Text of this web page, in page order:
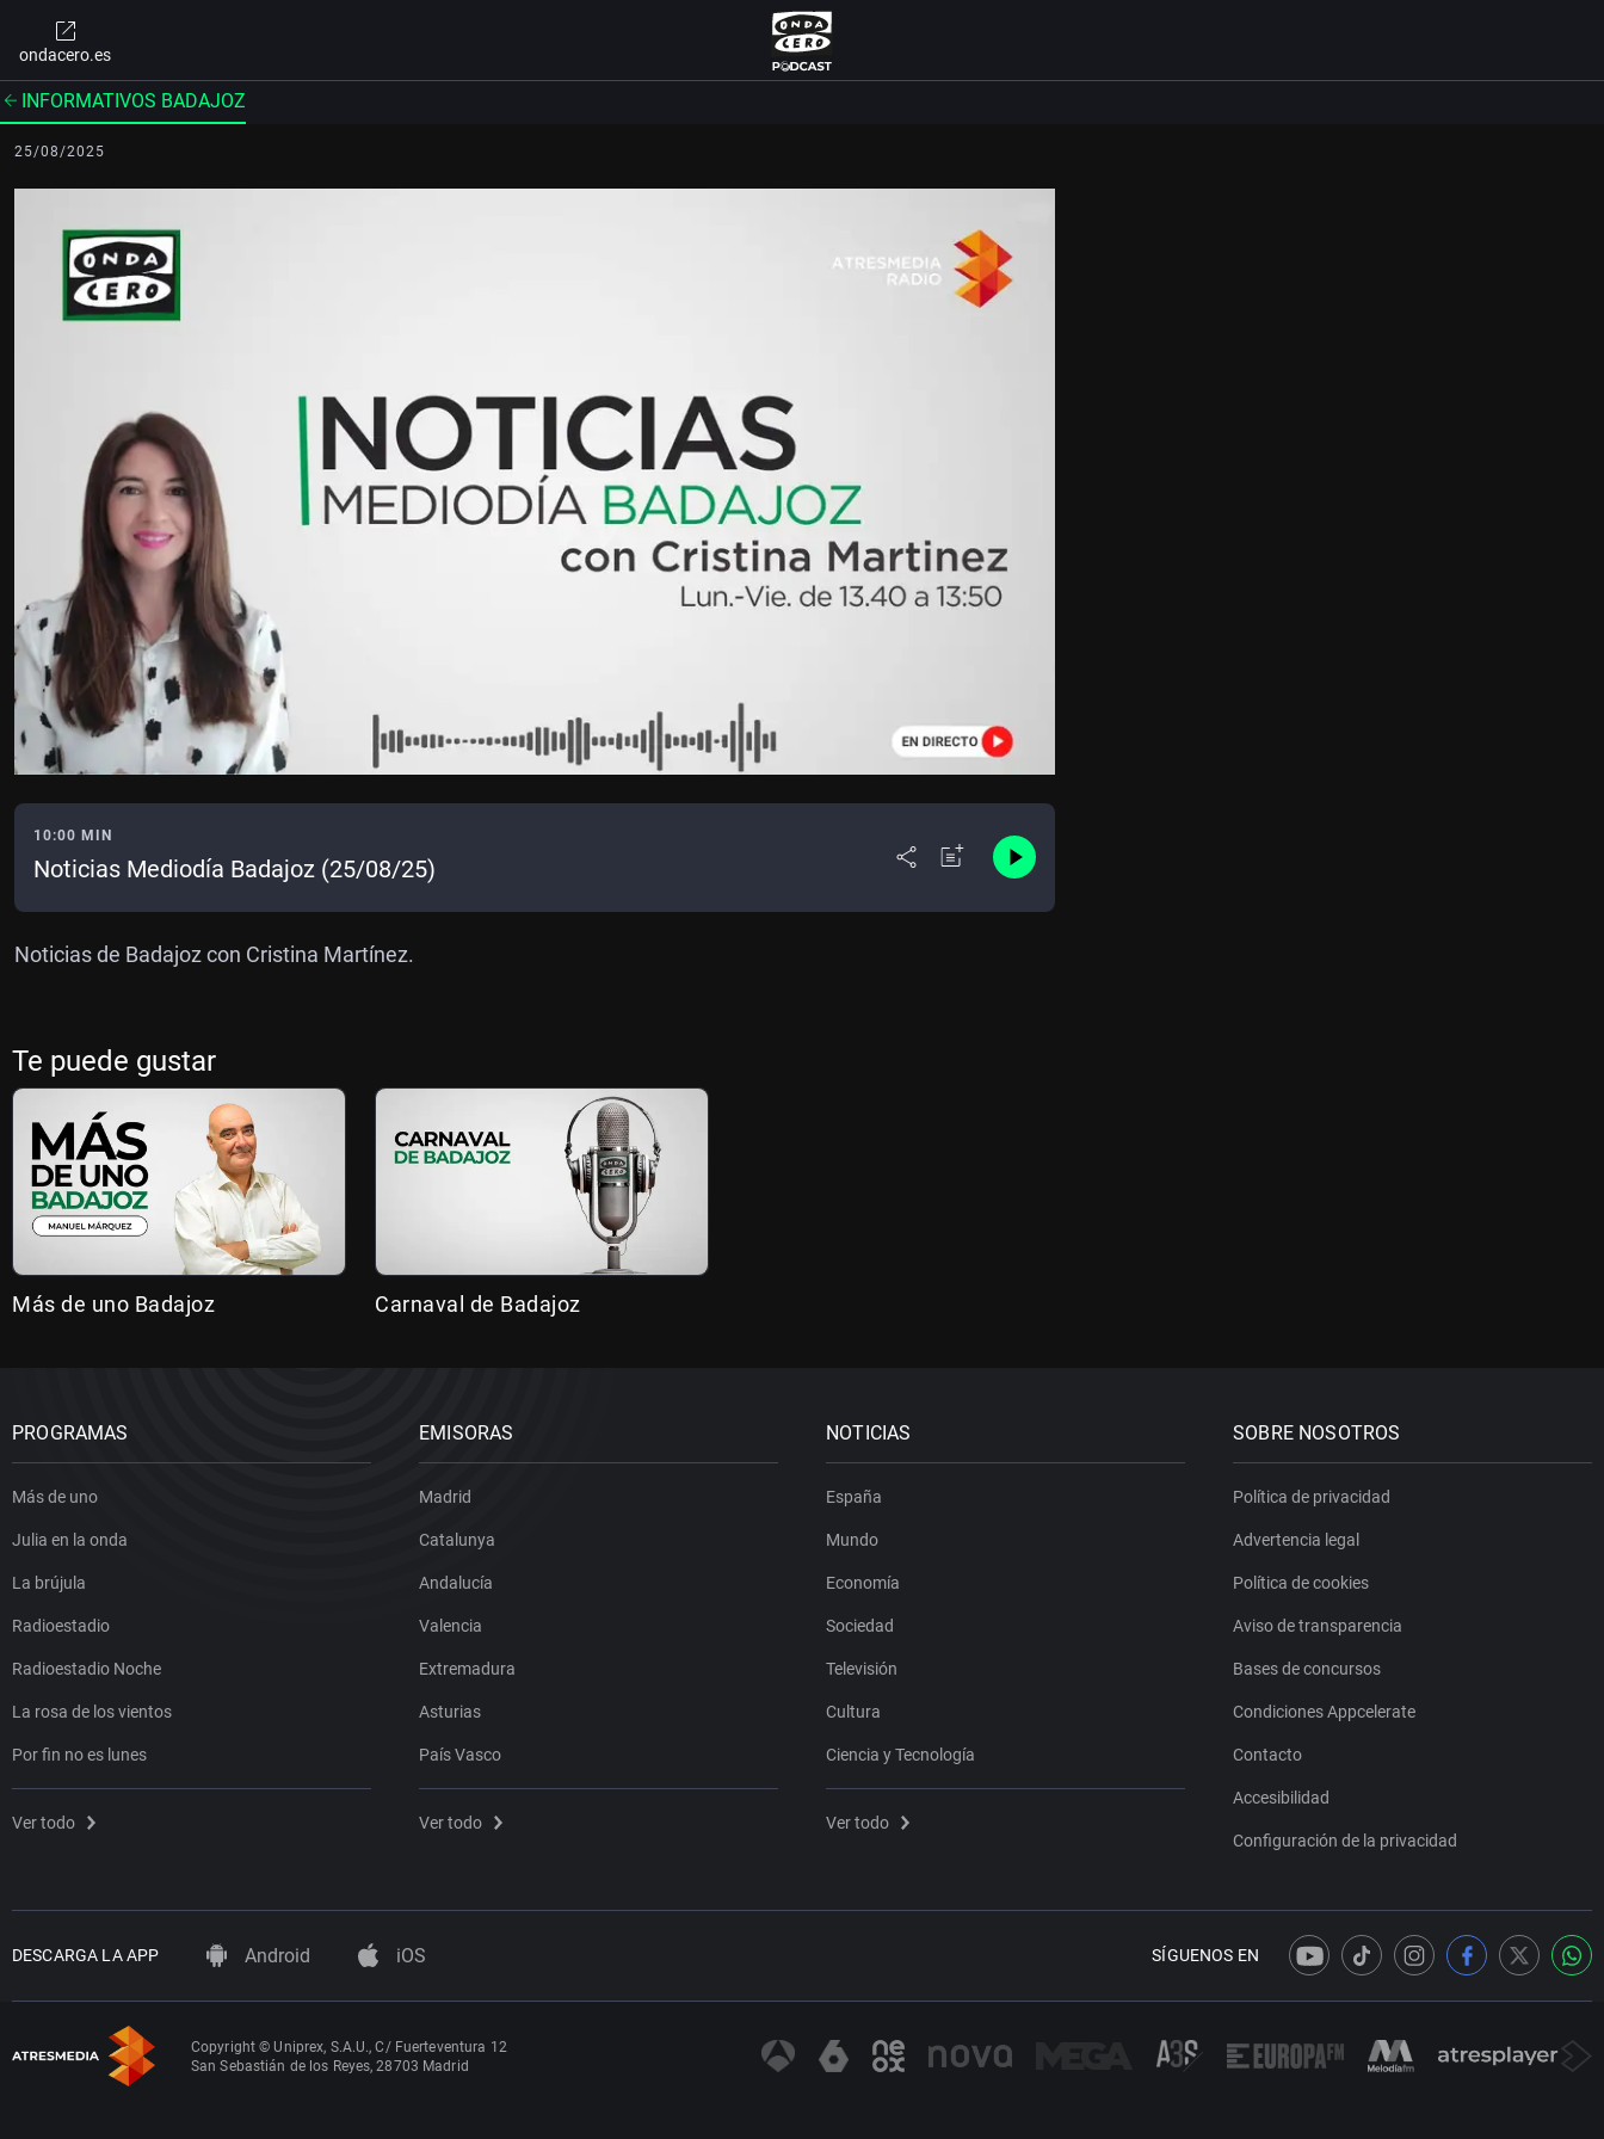
ondacero.es
INFORMATIVOS BADAJOZ
25/08/2025
10:00 MIN
Noticias Mediodía Badajoz (25/08/25)
Noticias de Badajoz con Cristina Martínez.
Te puede gustar
Más de uno Badajoz Carnaval de Badajoz
PROGRAMAS
Más de uno
Julia en la onda
La brújula
Radioestadio
Radioestadio Noche
La rosa de los vientos
Por fin no es lunes
Ver todo
EMISORAS
Madrid
Catalunya
Andalucía
Valencia
Extremadura
Asturias
País Vasco
Ver todo
NOTICIAS
España
Mundo
Economía
Sociedad
Televisión
Cultura
Ciencia y Tecnología
Ver todo
SOBRE NOSOTROS
Política de privacidad
Advertencia legal
Política de cookies
Aviso de transparencia
Bases de concursos
Condiciones Appcelerate
Contacto
Accesibilidad
Configuración de la privacidad
DESCARGA LA APP Android iOS SÍGUENOS EN
Copyright © Uniprex, S.A.U., C/ Fuerteventura 12
San Sebastián de los Reyes, 28703 Madrid